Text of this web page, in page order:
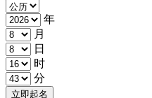
年
月
日
时
分